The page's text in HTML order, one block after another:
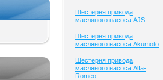
Шестерня привода
масляного насоса AJS
Шестерня привода
масляного насоса Akumoto
Шестерня привода
масляного насоса Alfa-
Romeo